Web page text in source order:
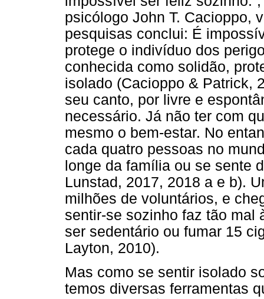
psicólogo John T. Cacioppo,
pesquisas conclui: É
protege o indivíduo dos
conhecida como solidão,
isolado (Cacioppo & Patrick,
seu canto, por livre e
necessário. Já não ter com
mesmo o bem-estar. No
cada quatro pessoas no
longe da família ou se sente
Lunstad, 2017, 2018 a e b).
milhões de voluntários, e
sentir-se sozinho faz tão mal
ser sedentário ou fumar 15
Layton, 2010).
Mas como se sentir isolado
temos diversas ferramentas